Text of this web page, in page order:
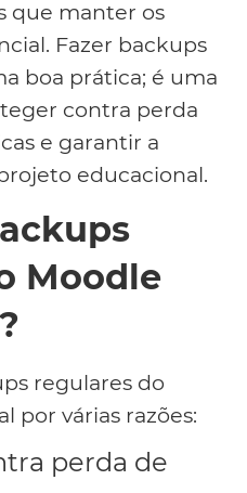
que manter os
Fazer backups
boa prática; é uma
contra perda
e garantir a
educacional.
Moodle
regulares do
por várias razões:
perda de